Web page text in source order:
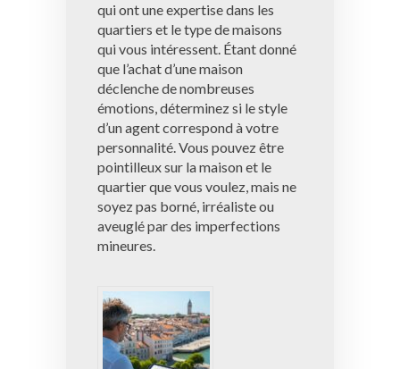
qui ont une expertise dans les
quartiers et le type de maisons
qui vous intéressent. Étant donné
que l’achat d’une maison
déclenche de nombreuses
émotions, déterminez si le style
d’un agent correspond à votre
personnalité. Vous pouvez être
pointilleux sur la maison et le
quartier que vous voulez, mais ne
soyez pas borné, irréaliste ou
aveuglé par des imperfections
mineures.